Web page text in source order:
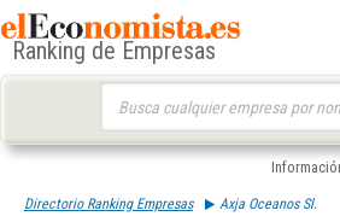
Ranking de Empresas
Directorio Ranking Empresas Axja Oceanos Sl.